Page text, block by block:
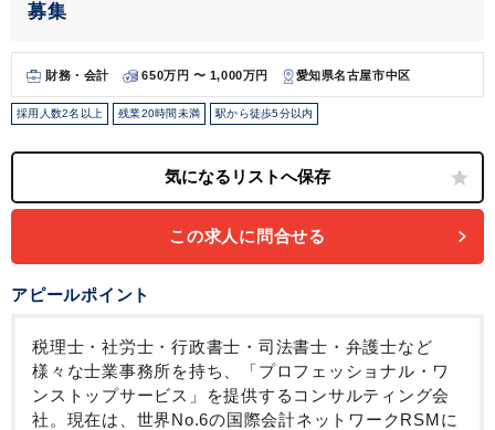
募集
財務・会計 650万円 〜 1,000万円 愛知県名古屋市中区
採用人数2名以上 残業20時間未満 駅から徒歩5分以内
この求人に問合せる
アピールポイント
税理士・社労士・行政書士・司法書士・弁護士など
様々な士業事務所を持ち、「プロフェッショナル・ワ
ンストップサービス」を提供するコンサルティング会
社。現在は、世界No.6の国際会計ネットワークRSMに